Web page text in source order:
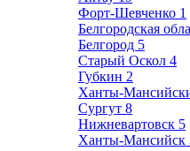
Форт-Шевченко 1
Белгородская
Белгород 5
Старый Оскол 4
Губкин 2
Ханты-
Сургут 8
Нижневартовск 5
Ханты-Мансийск